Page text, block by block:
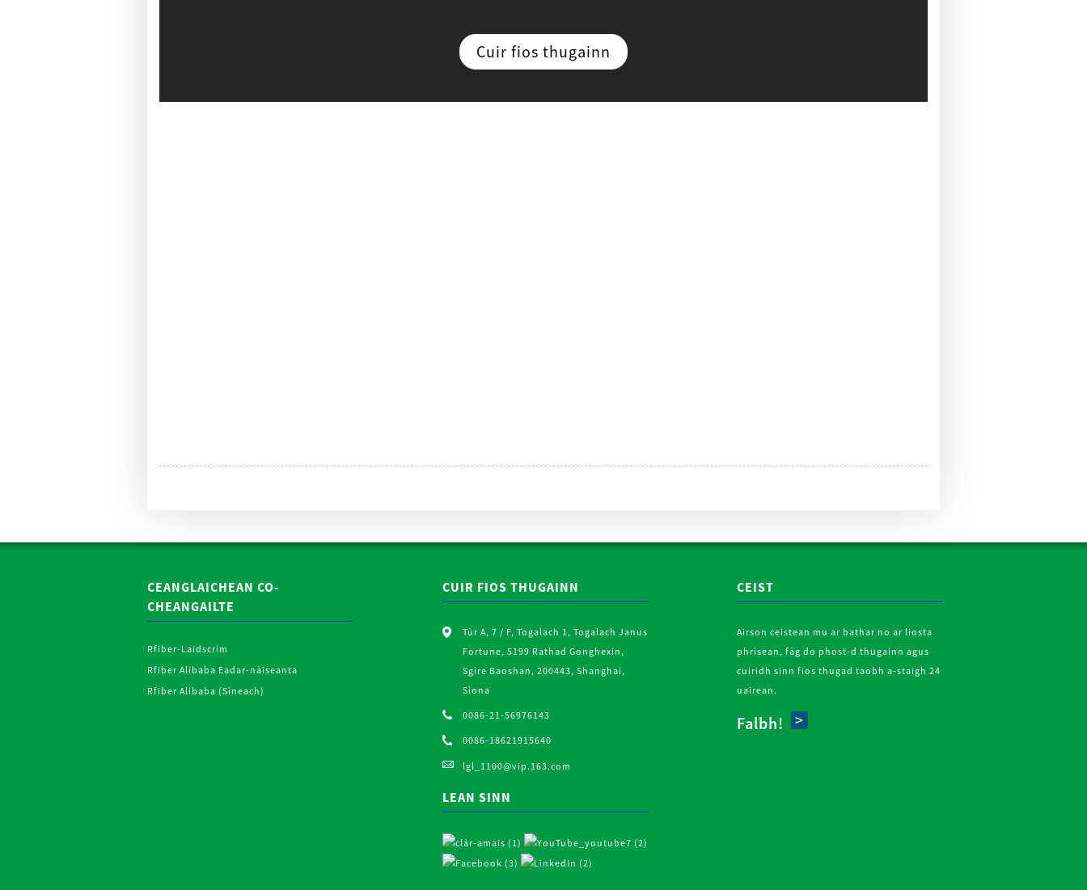
Cuir fios thugainn
CEANGLAICHEAN CO-
CHEANGAILTE
Rfiber-Laidscrim
Rfiber Alibaba Eadar-nàiseanta
Rfiber Alibaba (Sìneach)
CUIR FIOS THUGAINN
Tùr A, 7 / F, Togalach 1, Togalach Janus
Fortune, 5199 Rathad Gonghexin,
Sgìre Baoshan, 200443, Shanghai,
Sìona
0086-21-56976143
0086-18621915640
lgl_1100@vip.163.com
LEAN SINN
CEIST
Airson ceistean mu ar bathar no ar liosta
phrìsean, fàg do phost-d thugainn agus
cuiridh sinn fios thugad taobh a-staigh 24
uairean.
Falbh!